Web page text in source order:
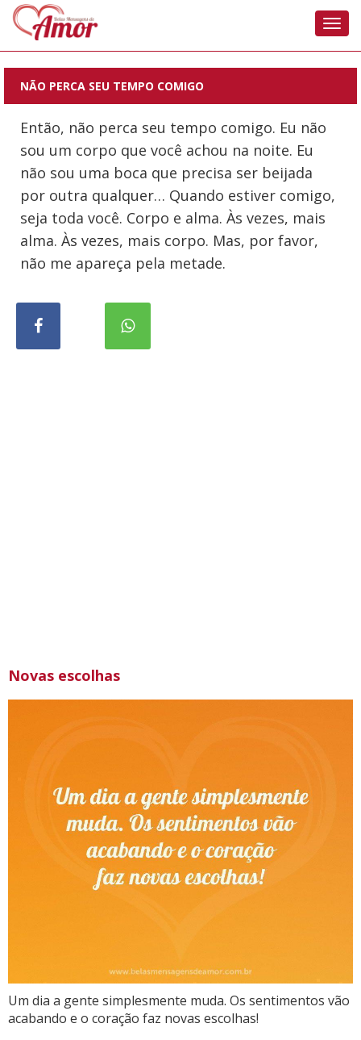
NÃO PERCA SEU TEMPO COMIGO
Então, não perca seu tempo comigo. Eu não
sou um corpo que você achou na noite. Eu
não sou uma boca que precisa ser beijada
por outra qualquer… Quando estiver comigo,
seja toda você. Corpo e alma. Às vezes, mais
alma. Às vezes, mais corpo. Mas, por favor,
não me apareça pela metade.
Novas escolhas
Um dia a gente simplesmente muda. Os sentimentos vão
acabando e o coração faz novas escolhas!